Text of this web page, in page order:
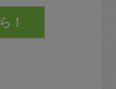
金の50%
カジさんに
スカジさん
や金庫に入
るよう心掛